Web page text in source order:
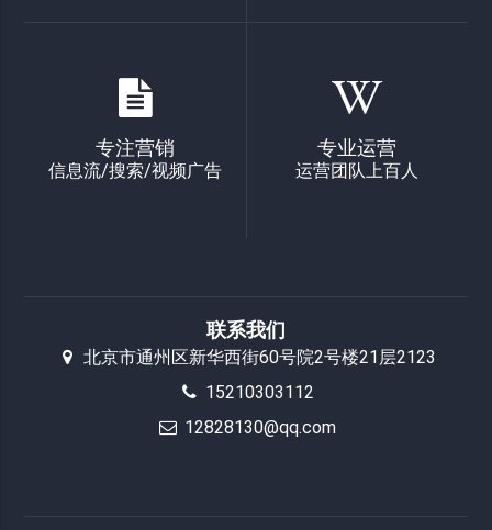
专注营销
信息流/搜索/视频广告
专业运营
运营团队上百人
联系我们
北京市通州区新华西街60号院2号楼21层2123
15210303112
12828130@qq.com